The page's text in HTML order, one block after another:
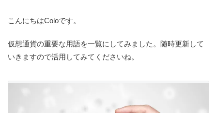
こんにちはColoです。
仮想通貨の重要な用語を一覧にしてみました。随時更新して
いきますので活用してみてくださいね。